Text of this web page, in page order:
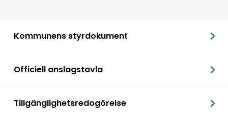
Kommunens styrdokument
Officiell anslagstavla
Tillgänglighetsredogörelse